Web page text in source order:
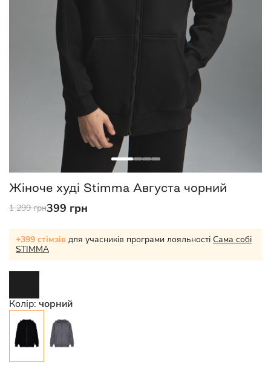
Жіноче худі Stimma Августа чорний
1 299 грн399 грн
+399 стімзів для учасників програми лояльності Сама собі
STIMMA
Колір: чорний